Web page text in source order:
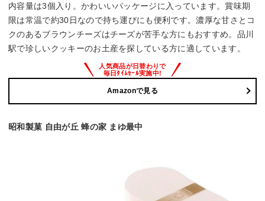
内容量は3個入り。かわいいパッケージに入っています。賞味期
限は常温で約30日なので持ち運びにも便利です。濃厚な甘さとコ
クのあるブラウンチーズはチーズが苦手な方にもおすすめ。品川
駅で珍しいクッキーのお土産を探している方に適しています。
Amazonで見る
昭和製菓 自由が丘 蜂の家 まゆ最中